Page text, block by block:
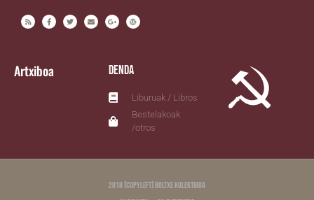
Artxiboa Denda
Liburuak / Libros
Bestelakoak
/otros
2018 (copyleft) Boltxe Kolektiboa